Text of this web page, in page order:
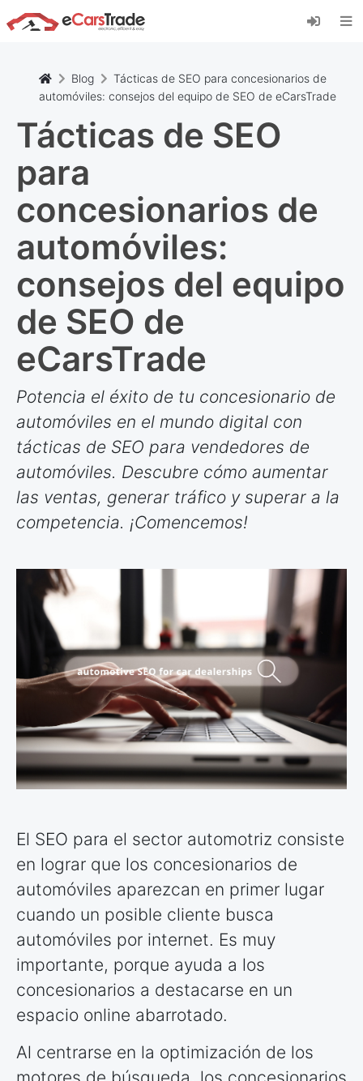
Instala la aplicación web de eCarsTrade,
añádela a tu pantalla de inicio y recibe
Instalar
Cancelar
Blog
Tácticas de SEO para concesionarios de
automóviles: consejos del equipo de SEO de eCarsTrade
Tácticas de SEO
para
concesionarios de
automóviles:
consejos del equipo
de SEO de
eCarsTrade
Potencia el éxito de tu concesionario de
automóviles en el mundo digital con
tácticas de SEO para vendedores de
automóviles. Descubre cómo aumentar
las ventas, generar tráfico y superar a la
competencia. ¡Comencemos!
El SEO para el sector automotriz consiste
en lograr que los concesionarios de
automóviles aparezcan en primer lugar
cuando un posible cliente busca
automóviles por internet. Es muy
importante, porque ayuda a los
concesionarios a destacarse en un
espacio online abarrotado.
Al centrarse en la optimización de los